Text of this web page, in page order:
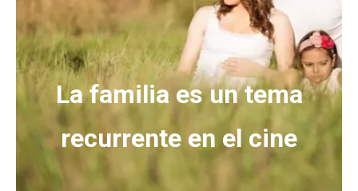
La familia es un tema
recurrente en el cine